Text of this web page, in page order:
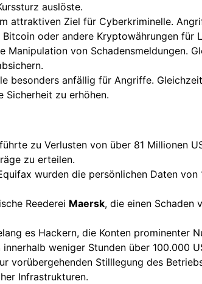
auslöste.
attraktiven Ziel für Cyberkriminelle.
oder andere Kryptowährungen für
von Schadensmeldungen.
besonders anfällig für Angriffe.
Sicherheit zu erhöhen.
zu Verlusten von über 81 Millionen
zu erteilen.
wurden die persönlichen Daten von
Reederei Maersk, die einen Schaden
es Hackern, die Konten prominenter
weniger Stunden über 100.000
vorübergehenden Stilllegung des
Infrastrukturen.